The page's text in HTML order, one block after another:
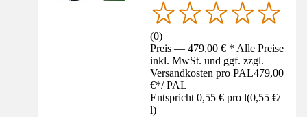
(0)
Preis — 479,00 € * Alle Preise
inkl. MwSt. und ggf. zzgl.
Versandkosten pro PAL479,00
€*/ PAL
Entspricht 0,55 € pro l(0,55 €/
l)